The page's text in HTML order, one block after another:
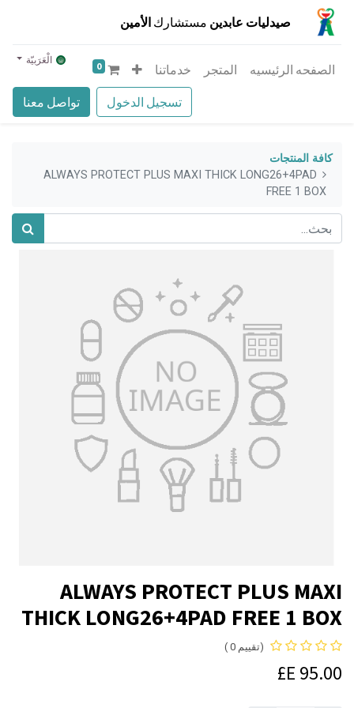
صيدليات عابدين مستشارك الأمين
تسجيل الدخول تواصل معنا
الصفحه الرئيسيه المتجر خدماتنا 0 الْعَرَبيّة
كافة المنتجات
ALWAYS PROTECT PLUS MAXI THICK LONG26+4PAD
FREE 1 BOX
ALWAYS PROTECT PLUS MAXI
THICK LONG26+4PAD FREE 1 BOX
(تقييم 0 )
95.00